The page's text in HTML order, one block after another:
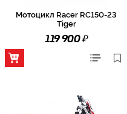
Мотоцикл Racer RC150-23
Tiger
119 900₽